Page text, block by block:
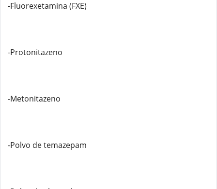
-Fluorexetamina (FXE)
-Protonitazeno
-Metonitazeno
-Polvo de temazepam